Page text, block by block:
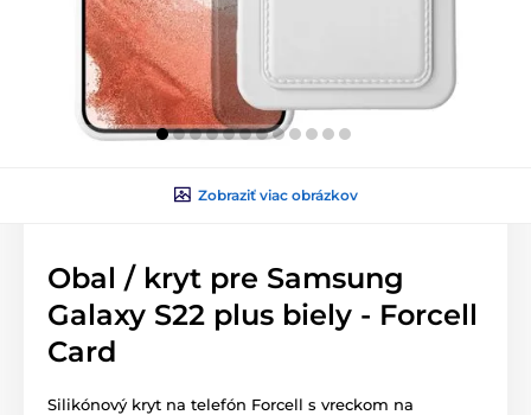
Zobraziť viac obrázkov
Obal / kryt pre Samsung
Galaxy S22 plus biely - Forcell
Card
Silikónový kryt na telefón Forcell s vreckom na